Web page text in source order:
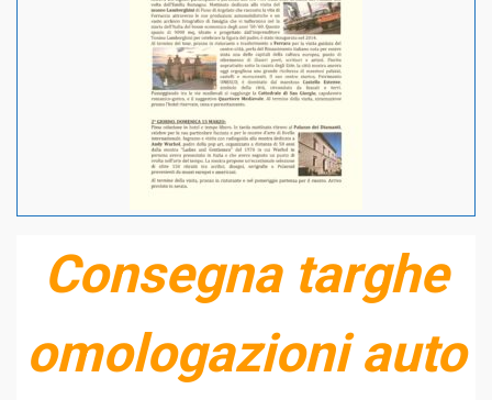
Consegna targhe
omologazioni auto